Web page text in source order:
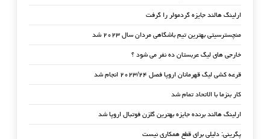
ارلینگ هالند جایزه گردمولر را گرفت
منچسترسیتی بهترین تیم باشگاهی مردان سال ۲۰۲۳ شد
خارجی های لیگ عربستان ده نفر می شود ؟
قرعه کشی لیگ قهرمانان اروپا فصل ۲۰۲۳/۲۴ انجام شد
کار بنزما با الاتحاد تمام شد
ارلینگ هالند برنده جایزه بهترین گلزن فوتبال اروپا شد
پگرینی: دلیلی برای قطع همکاری نیست